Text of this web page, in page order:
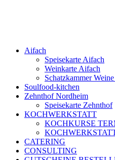
Aifach
Speisekarte Aifach
Weinkarte Aifach
Schatzkammer
Soulfood-kitchen
Zehnthof Nordheim
Speisekarte Zehnthof
KOCHWERKSTATT
KOCHKURSE
CATERING
CONSULTING